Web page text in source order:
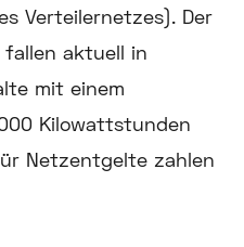
Verteilernetzes). Der
aktuell in
mit einem
Kilowattstunden
Netzentgelte zahlen